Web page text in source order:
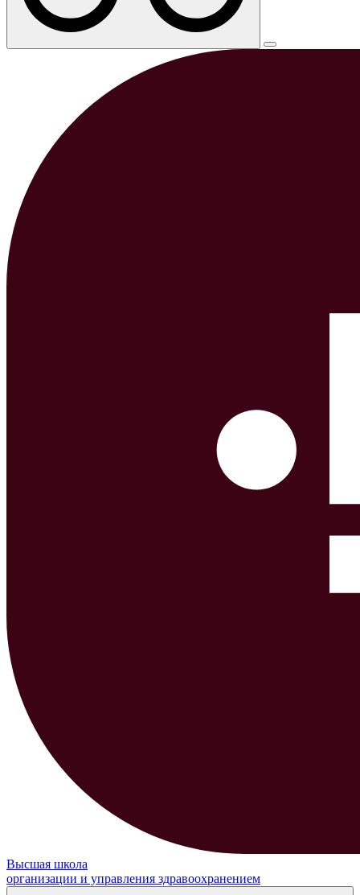
Высшая школа
организации и управления здравоохранением